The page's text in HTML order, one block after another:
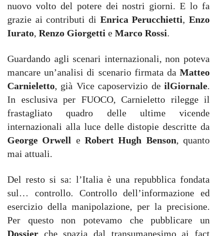
nuovo volto del potere dei nostri giorni. E lo fa
grazie ai contributi di Enrica Perucchietti, Enzo
Iurato, Renzo Giorgetti e Marco Rossi.
Guardando agli scenari internazionali, non poteva
mancare un’analisi di scenario firmata da Matteo
Carnieletto, già Vice caposervizio de ilGiornale.
In esclusiva per FUOCO, Carnieletto rilegge il
frastagliato quadro delle ultime vicende
internazionali alla luce delle distopie descritte da
George Orwell eRobert Hugh Benson, quanto
mai attuali.
Del resto si sa: l’Italia è una repubblica fondata
sul… controllo. Controllo dell’informazione ed
esercizio della manipolazione, per la precisione.
Per questo non potevamo che pubblicare un
Dossier che spazia dal transumanesimo ai fact